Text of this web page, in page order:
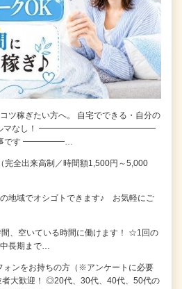
ツ稼ぎたい方へ。 自宅でできる・自分の
ノルマなし！ ━━━━━━━━━━━━━━
です ━━━━━…
完全出来高制／時間額1,500円～5,000
地域でオシゴトできます♪ お気軽にご
、空いている時間に働けます！ ☆1回の
長期まで…
ンをお持ちの方（※アンケートに必要
大歓迎！ ◎20代、30代、40代、50代の